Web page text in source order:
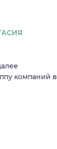
компаний в